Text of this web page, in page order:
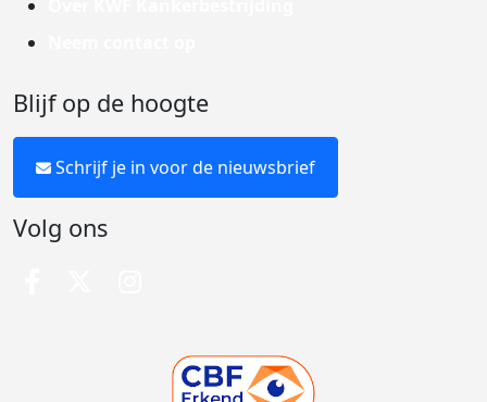
Blijf op de hoogte
Schrijf je in voor de nieuwsbrief
Volg ons